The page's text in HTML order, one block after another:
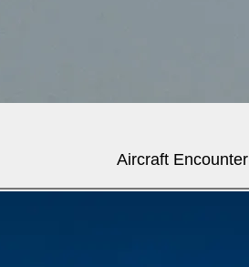
Aircraft